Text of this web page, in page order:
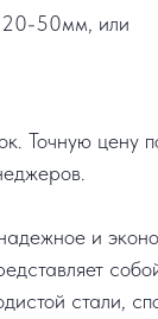
20-50мм, или
Точную цену
и
стали,